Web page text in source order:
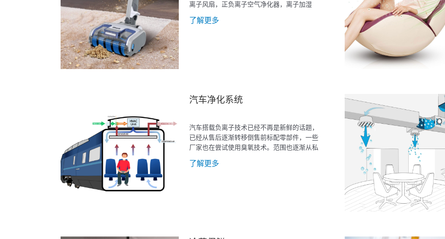
离子风扇，正负离子空气净化器，离子加湿
了解更多
汽车净化系统
汽车搭载负离子技术已经不再是新鲜的话题，
已经从售后逐渐转移倒售前标配零部件，一些
厂家也在尝试使用臭氧技术。范围也逐渐从私
交通工具上。
了解更多